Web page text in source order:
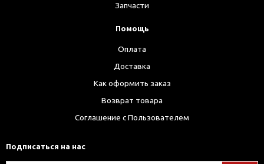
Запчасти
Помощь
Оплата
Доставка
Как оформить заказ
Возврат товара
Соглашение с Пользователем
Подписаться на нас